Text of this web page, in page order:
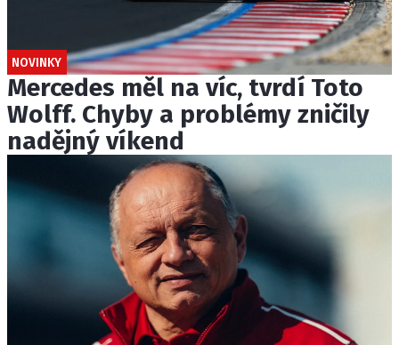
NOVINKY
Mercedes měl na víc, tvrdí Toto
Wolff. Chyby a problémy zničily
nadějný víkend